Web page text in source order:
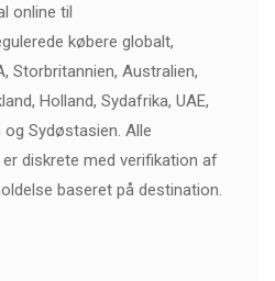
online til
købere globalt,
Storbritannien, Australien,
Holland, Sydafrika, UAE,
og Sydøstasien. Alle
diskrete med verifikation af
baseret på destination.